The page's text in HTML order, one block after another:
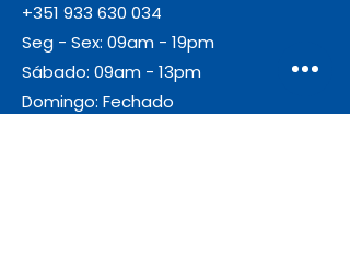
+351 933 630 034
Seg - Sex: 09am - 19pm
Sábado: 09am - 13pm
Domingo: Fechado